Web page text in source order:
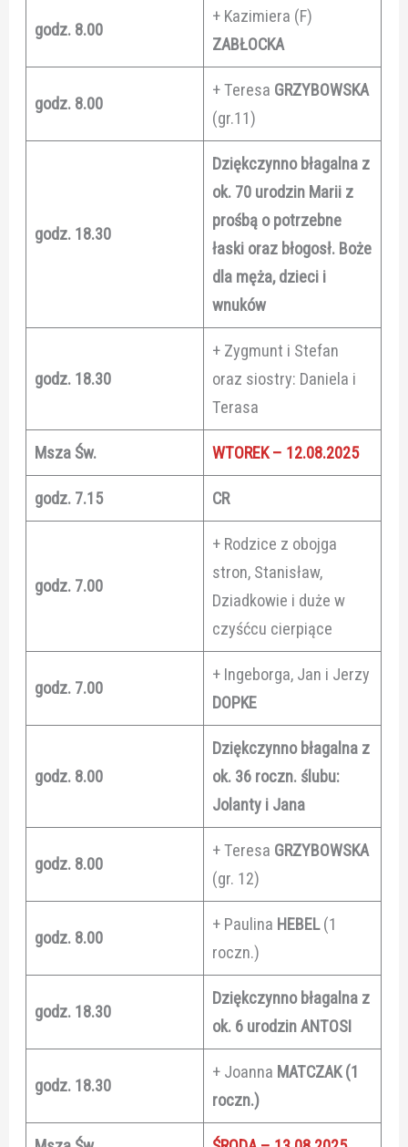
godz. 8.00
+ Kazimiera (F)
ZABŁOCKA
godz. 8.00
+ Teresa GRZYBOWSKA
(gr.11)
godz. 18.30
Dziękczynno błagalna z
ok. 70 urodzin Marii z
prośbą o potrzebne
łaski oraz błogosł. Boże
dla męża, dzieci i
wnuków
godz. 18.30
+ Zygmunt i Stefan
oraz siostry: Daniela i
Terasa
Msza Św. WTOREK – 12.08.2025
godz. 7.15 CR
godz. 7.00
+ Rodzice z obojga
stron, Stanisław,
Dziadkowie i duże w
czyśćcu cierpiące
godz. 7.00
+ Ingeborga, Jan i Jerzy
DOPKE
godz. 8.00
Dziękczynno błagalna z
ok. 36 roczn. ślubu:
Jolanty i Jana
godz. 8.00
+ Teresa GRZYBOWSKA
(gr. 12)
godz. 8.00
+ Paulina HEBEL(1
roczn.)
godz. 18.30
Dziękczynno błagalna z
ok. 6 urodzin ANTOSI
godz. 18.30
+ Joanna MATCZAK (1
roczn.)